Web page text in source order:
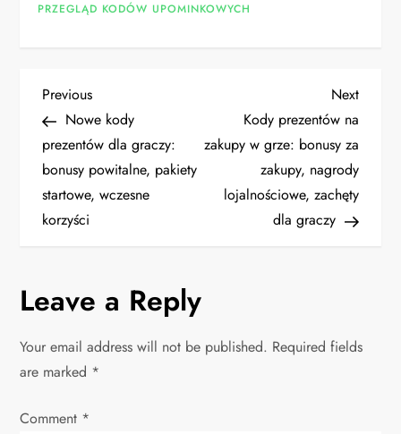
PRZEGLĄD KODÓW UPOMINKOWYCH
P
o
s
t
a
v
Previous
Post
Previous
Nowe kody
prezentów dla graczy:
bonusy powitalne, pakiety
startowe, wczesne
korzyści
Next
Post
Next
Kody prezentów na
zakupy w grze: bonusy za
zakupy, nagrody
lojalnościowe, zachęty
dla graczy
Leave a Reply
Your email address will not be published. Required fields
are marked *
Comment *